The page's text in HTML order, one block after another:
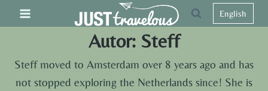
Zum
Inhalt
English
Autor: Steff
Steff moved to Amsterdam over 8 years ago and has
not stopped exploring the Netherlands since! She is